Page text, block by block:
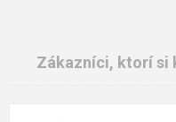
Zákazníci, ktorí si